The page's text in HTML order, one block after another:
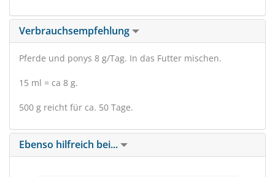
Verbrauchsempfehlung
Pferde und ponys 8 g/Tag. In das Futter mischen.
15 ml = ca 8 g.
500 g reicht für ca. 50 Tage.
Ebenso hilfreich bei...